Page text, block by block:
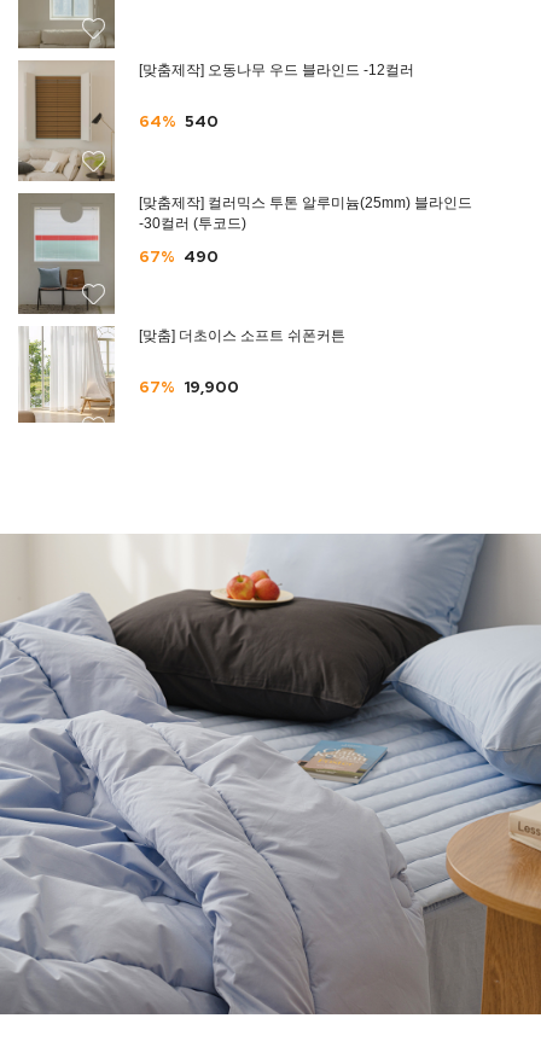
[맞춤제작] 오동나무 우드 블라인드 -12컬러
64% 540
[맞춤제작] 컬러믹스 투톤 알루미늄(25mm) 블라인드
-30컬러 (투코드)
67% 490
[맞춤] 더초이스 소프트 쉬폰커튼
67% 19,900